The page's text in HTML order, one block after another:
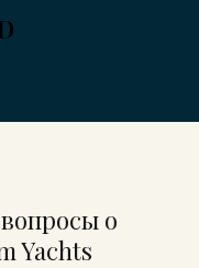
о
Yachts